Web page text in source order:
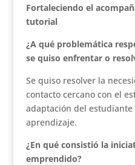
Fortaleciendo el
tutorial
¿A qué problemática
se quiso enfrentar o
Se quiso resolver la
contacto cercano con el
adaptación del
aprendizaje.
¿En qué consistió la
emprendido?